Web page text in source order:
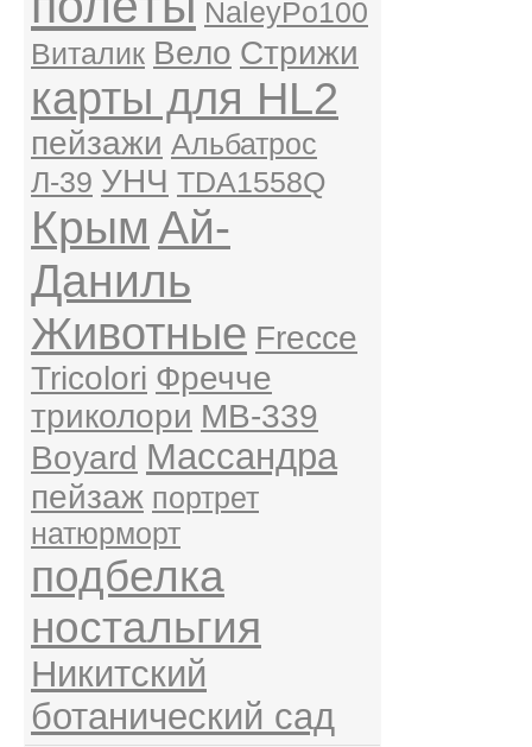
NaleyPo100
Виталик Вело Стрижи
карты для HL2
пейзажи Альбатрос
Л-39 УНЧ TDA1558Q
Крым Ай-
Даниль
Животные Frecce
Tricolori Фречче
триколори MB-339
Boyard Массандра
пейзаж портрет
натюрморт
подбелка
ностальгия
Никитский
ботанический сад